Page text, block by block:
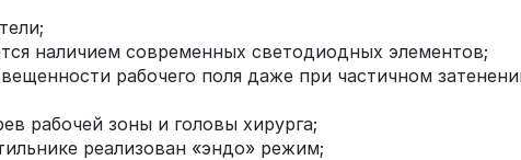
наличием современных светодиодных элементов;
рабочего поля даже при частичном
рабочей зоны и головы хирурга;
реализован «эндо» режим;